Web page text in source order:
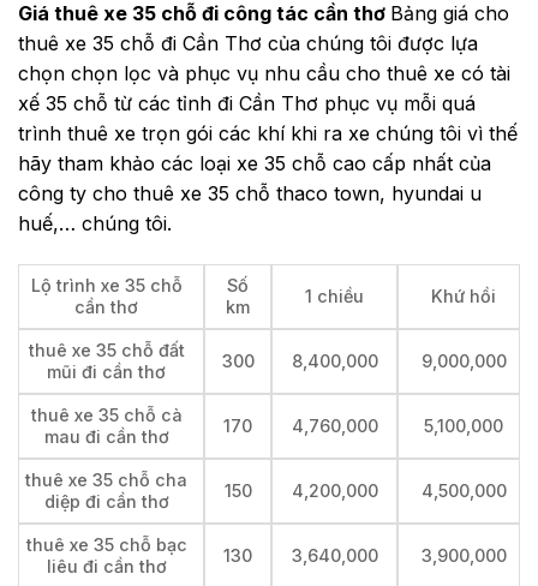
Giá thuê xe 35 chỗ đi công tác cần thơ Bảng giá cho
thuê xe 35 chỗ đi Cần Thơ của chúng tôi được lựa
chọn chọn lọc và phục vụ nhu cầu cho thuê xe có tài
xế 35 chỗ từ các tỉnh đi Cần Thơ phục vụ mỗi quá
trình thuê xe trọn gói các khí khi ra xe chúng tôi vì thế
hãy tham khảo các loại xe 35 chỗ cao cấp nhất của
công ty cho thuê xe 35 chỗ thaco town, hyundai u
huế,… chúng tôi.
Lộ trình xe 35 chỗ
cần thơ
Số
km
1 chiều Khứ hồi
thuê xe 35 chỗ đất
mũi đi cần thơ
300 8,400,000 9,000,000
thuê xe 35 chỗ cà
mau đi cần thơ
170 4,760,000 5,100,000
thuê xe 35 chỗ cha
diệp đi cần thơ
150 4,200,000 4,500,000
thuê xe 35 chỗ bạc
liêu đi cần thơ
130 3,640,000 3,900,000